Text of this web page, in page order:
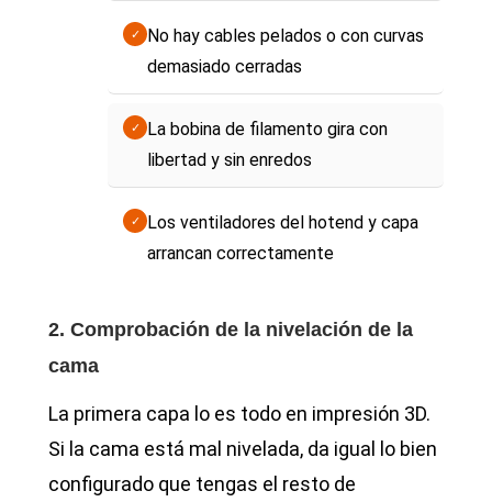
✓ No hay cables pelados o con curvas
demasiado cerradas
✓ La bobina de filamento gira con
libertad y sin enredos
✓ Los ventiladores del hotend y capa
arrancan correctamente
2. Comprobación de la nivelación de la
cama
La primera capa lo es todo en impresión 3D.
Si la cama está mal nivelada, da igual lo bien
configurado que tengas el resto de